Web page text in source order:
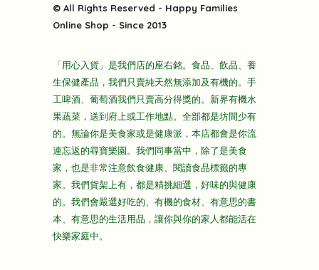
雜貨部
折上折大特價
主頁
快樂電視台
送貨
隱私政策
© All Rights Reserved - Happy Families
Online Shop - Since 2013
「用心入貨」是我們店的座右銘。食品、飲品、養
生保健產品，我們只賣純天然無添加及有機的。手
工啤酒、葡萄酒我們只賣高分得獎的。新界有機水
果蔬菜，送到府上或工作地點。全部都是坊間少有
的。無論你是美食家或是健康派，本店都會是你流
連忘返的尋寶樂園。我們同事當中，除了是美食
家，也是非常注意飲食健康、閱讀食品標籤的專
家。我們貨架上有，都是精挑細選，好味的與健康
的。我們會嚴選好吃的、有機的食材、有意思的書
本、有意思的生活用品，讓你與你的家人都能活在
快樂家庭中。